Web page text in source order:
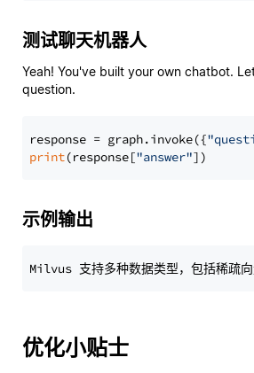
测试聊天机器人
Yeah! You've built your own chatbot.
question.
response = graph.invoke({
print(response["answer"
示例输出
优化小贴士